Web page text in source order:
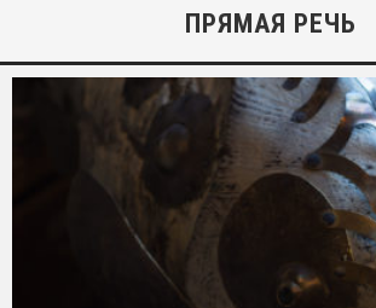
ПРЯМАЯ РЕЧЬ